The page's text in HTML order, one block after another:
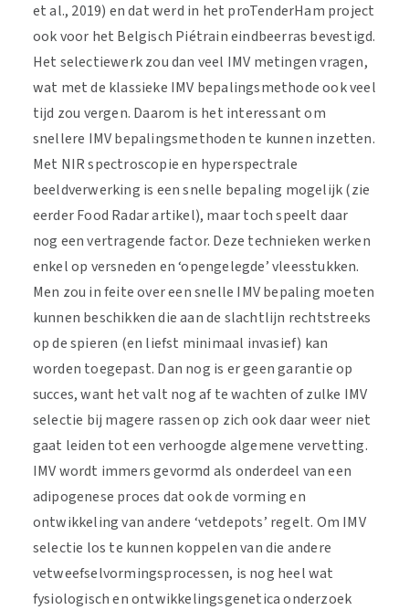
et al., 2019) en dat werd in het proTenderHam project
ook voor het Belgisch Piétrain eindbeerras bevestigd.
Het selectiewerk zou dan veel IMV metingen vragen,
wat met de klassieke IMV bepalingsmethode ook veel
tijd zou vergen. Daarom is het interessant om
snellere IMV bepalingsmethoden te kunnen inzetten.
Met NIR spectroscopie en hyperspectrale
beeldverwerking is een snelle bepaling mogelijk (zie
eerder Food Radar artikel), maar toch speelt daar
nog een vertragende factor. Deze technieken werken
enkel op versneden en ‘opengelegde’ vleesstukken.
Men zou in feite over een snelle IMV bepaling moeten
kunnen beschikken die aan de slachtlijn rechtstreeks
op de spieren (en liefst minimaal invasief) kan
worden toegepast. Dan nog is er geen garantie op
succes, want het valt nog af te wachten of zulke IMV
selectie bij magere rassen op zich ook daar weer niet
gaat leiden tot een verhoogde algemene vervetting.
IMV wordt immers gevormd als onderdeel van een
adipogenese proces dat ook de vorming en
ontwikkeling van andere ‘vetdepots’ regelt. Om IMV
selectie los te kunnen koppelen van die andere
vetweefselvormingsprocessen, is nog heel wat
fysiologisch en ontwikkelingsgenetica onderzoek